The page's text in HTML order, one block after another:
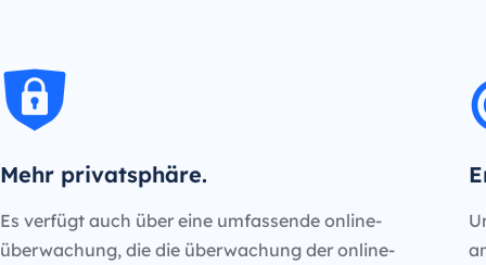
Mehr privatsphäre.
Es verfügt auch über eine umfassende online-
überwachung, die die überwachung der online-